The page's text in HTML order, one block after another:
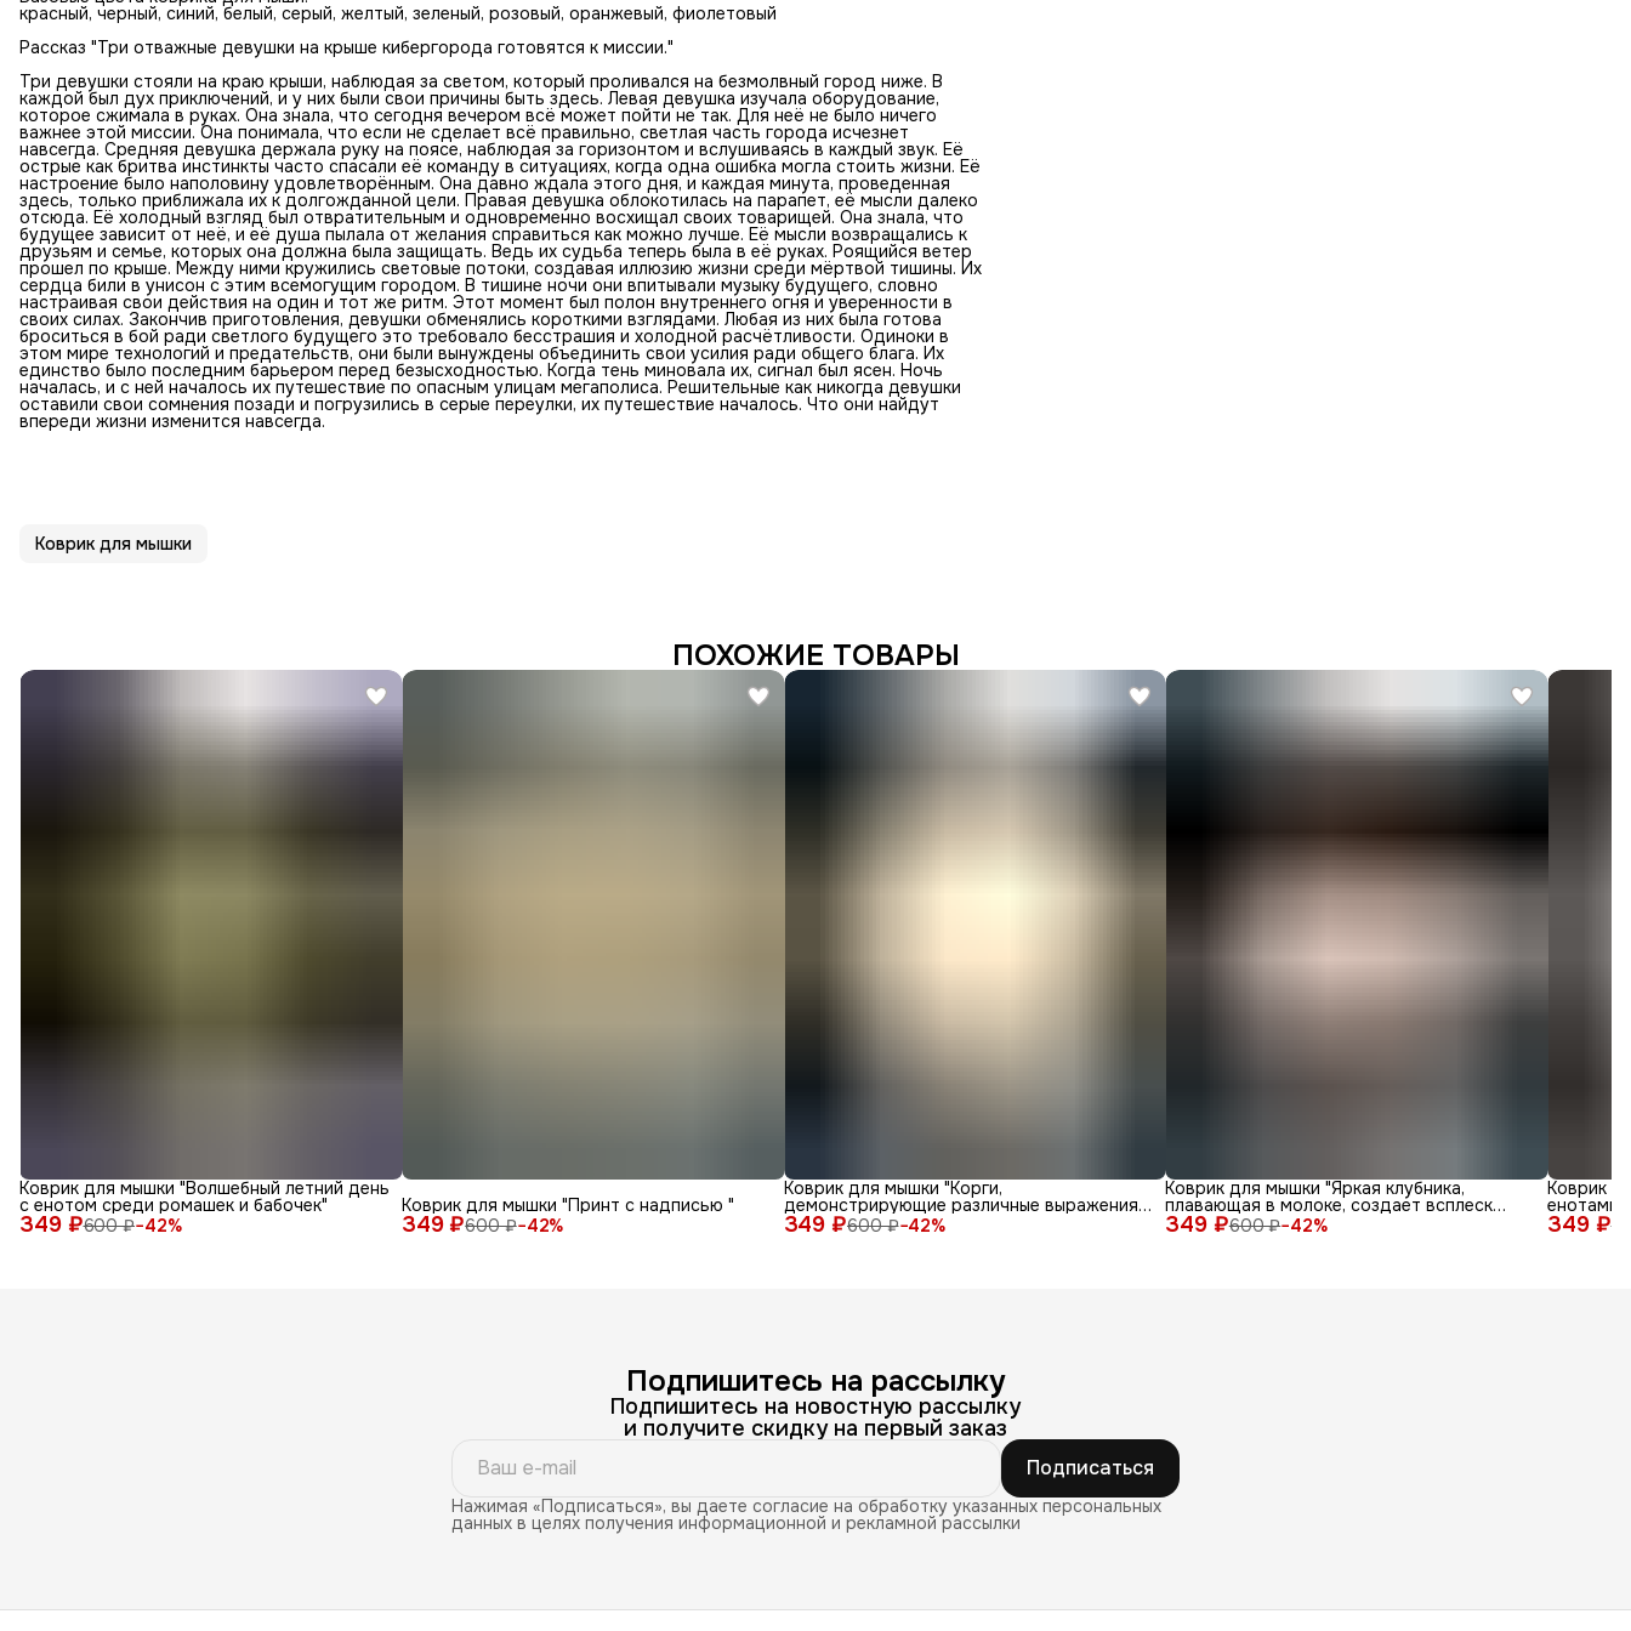
словно настраивая свои действия на один и тот же ритм.
Этот момент был полон внутреннего огня и уверенности в
своих силах. Закончив приготовления, девушки обменялись
короткими взглядами. Любая из них была готова броситься в
бой ради светлого будущего это требовало бесстрашия и
холодной расчётливости. Одиноки в этом мире технологий и
предательств, они были вынуждены объединить свои усилия
ради общего блага. Их единство было последним барьером
перед безысходностью. Когда тень миновала их, сигнал был
ясен. Ночь началась, и с ней началось их путешествие по
опасным улицам мегаполиса. Решительные как никогда
девушки оставили свои сомнения позади и погрузились в
серые переулки, их путешествие началось. Что они найдут
впереди жизни изменится навсегда.
красный, черный, синий, белый, серый, желтый, зеленый, розовый, оранжевый, фиолетовый
Рассказ "Три отважные девушки на крыше кибергорода готовятся к миссии."
Три девушки стояли на краю крыши, наблюдая за светом, который проливался на безмолвный город ниже. В
каждой был дух приключений, и у них были свои причины быть здесь. Левая девушка изучала оборудование,
которое сжимала в руках. Она знала, что сегодня вечером всё может пойти не так. Для неё не было ничего
важнее этой миссии. Она понимала, что если не сделает всё правильно, светлая часть города исчезнет
навсегда. Средняя девушка держала руку на поясе, наблюдая за горизонтом и вслушиваясь в каждый звук. Её
острые как бритва инстинкты часто спасали её команду в ситуациях, когда одна ошибка могла стоить жизни. Её
настроение было наполовину удовлетворённым. Она давно ждала этого дня, и каждая минута, проведенная
здесь, только приближала их к долгожданной цели. Правая девушка облокотилась на парапет, её мысли далеко
отсюда. Её холодный взгляд был отвратительным и одновременно восхищал своих товарищей. Она знала, что
будущее зависит от неё, и её душа пылала от желания справиться как можно лучше. Её мысли возвращались к
друзьям и семье, которых она должна была защищать. Ведь их судьба теперь была в её руках. Роящийся ветер
прошел по крыше. Между ними кружились световые потоки, создавая иллюзию жизни среди мёртвой тишины. Их
сердца били в унисон с этим всемогущим городом. В тишине ночи они впитывали музыку будущего, словно
настраивая свои действия на один и тот же ритм. Этот момент был полон внутреннего огня и уверенности в
своих силах. Закончив приготовления, девушки обменялись короткими взглядами. Любая из них была готова
броситься в бой ради светлого будущего это требовало бесстрашия и холодной расчётливости. Одиноки в
этом мире технологий и предательств, они были вынуждены объединить свои усилия ради общего блага. Их
единство было последним барьером перед безысходностью. Когда тень миновала их, сигнал был ясен. Ночь
началась, и с ней началось их путешествие по опасным улицам мегаполиса. Решительные как никогда девушки
оставили свои сомнения позади и погрузились в серые переулки, их путешествие началось. Что они найдут
впереди жизни изменится навсегда.
Коврик для мышки
ПОХОЖИЕ ТОВАРЫ
349 ₽600 ₽−42%
Коврик для мышки "Волшебный летний день
с енотом среди ромашек и бабочек"
349 ₽600 ₽−42%
Коврик для мышки "Принт с надписью "
349 ₽600 ₽−42%
Коврик для мышки "Корги,
демонстрирующие различные выражения
лица и эмоции на белом фоне" 349 ₽600 ₽−42%
Коврик для мышки "Яркая клубника,
плавающая в молоке, создает всплеск
радости" 349 ₽
Коврик
енотами
Подпишитесь на рассылку
Подпишитесь на новостную рассылку
и получите скидку на первый заказ
Подписаться
Нажимая «Подписаться», вы даете согласие на обработку указанных персональных
данных в целях получения информационной и рекламной рассылки